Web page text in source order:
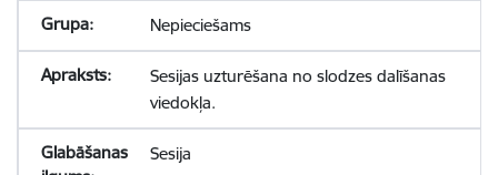
Nepieciešams
Sesijas uzturēšana no slodzes dalīšanas
viedokļa.
Sesija